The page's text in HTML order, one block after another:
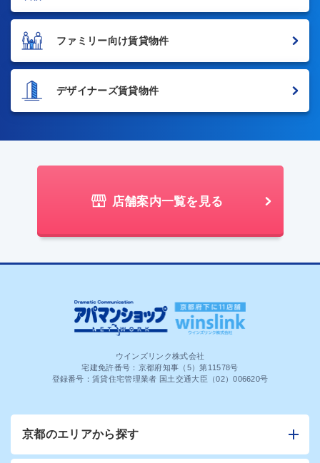
ファミリー向け賃貸物件
デザイナーズ賃貸物件
店舗案内一覧を見る
ウインズリンク株式会社
宅建免許番号：京都府知事（5）第11578号
登録番号：賃貸住宅管理業者 国土交通大臣（02）006620号
京都のエリアから探す